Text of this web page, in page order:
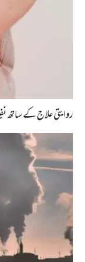
روایتی علاج کے ساتھ